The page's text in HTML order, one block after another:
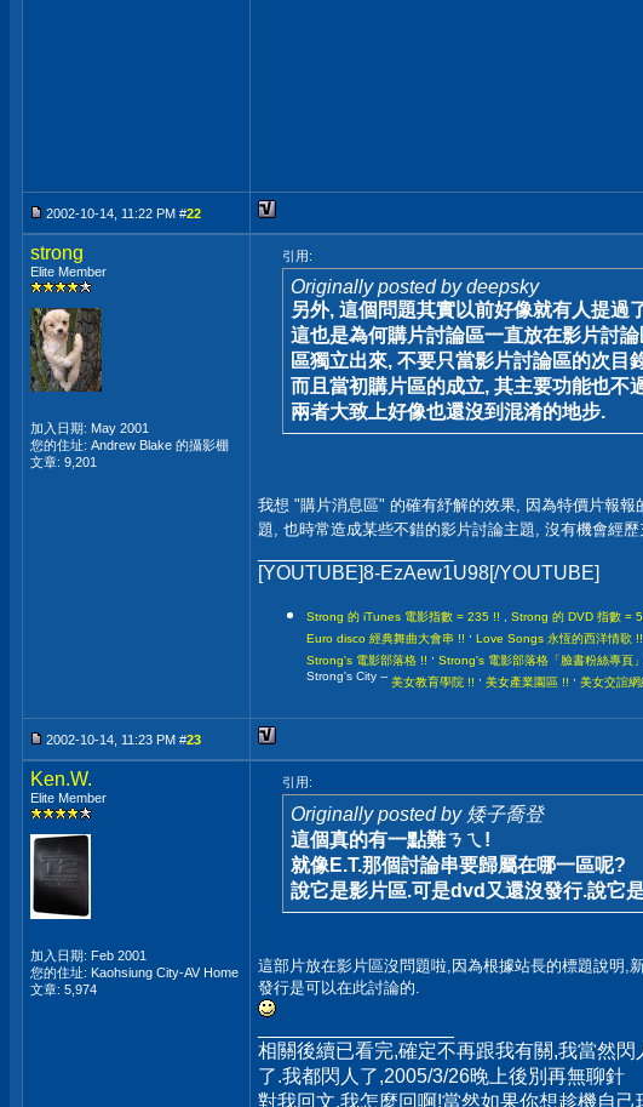
2002-10-14, 11:22 PM #22
strong
Elite Member
加入日期: May 2001
您的住址: Andrew Blake 的攝影棚
文章: 9,201
引用:
Originally posted by deepsky
另外, 這個問題其實以前好像就有人提過
這也是為何購片討論區一直放在影片討
區獨立出來, 不要只當影片討論區的次目
而且當初購片區的成立, 其主要功能也
兩者大致上好像也還沒到混淆的地步.
我想 "購片消息區" 的確有紓解的效果, 因為特價片報
題, 也時常造成某些不錯的影片討論主題, 沒有機會經
[YOUTUBE]8-EzAew1U98[/YOUTUBE]
Strong 的 iTunes 電影指數 = 235 !! Strong 的 DVD 指數 =
Euro disco 經典舞曲大會串 !! , Love Songs 永恆的西洋情歌 !!
Strong's 電影部落格 !! , Strong's 電影部落格「臉書粉絲專頁
Strong's City -- 美女教育學院 !! , 美女產業園區 !! , 美女交誼網
2002-10-14, 11:23 PM #23
Ken.W.
Elite Member
加入日期: Feb 2001
您的住址: Kaohsiung City-AV Home
文章: 5,974
引用:
Originally posted by 矮子喬登
這個真的有一點難ㄋㄟ!
就像E.T.那個討論串要歸屬在哪一區呢?
說它是影片區.可是dvd又還沒發行.說它
這部片放在影片區沒問題啦,因為根據站長的標題說明,
發行是可以在此討論的.
相關後續已看完,確定不再跟我有關,我當然閃
了.我都閃人了,2005/3/26晚上後別再無聊針
對我回文,我怎麼回啊!當然如果你想趁機自己